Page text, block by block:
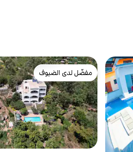
مفضّل لدى الضيوف
مفضّل لدى الضيوف